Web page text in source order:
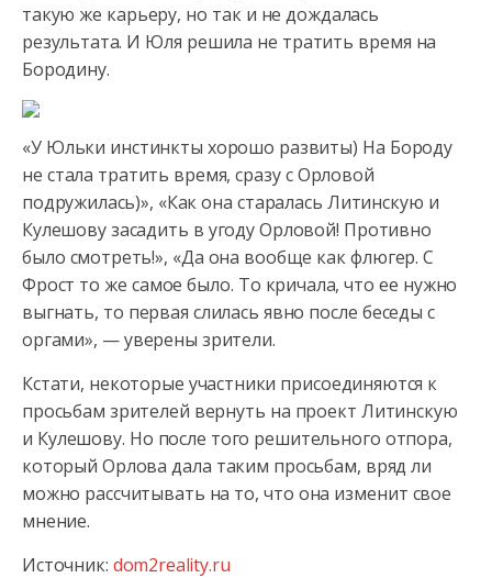
такую же карьеру, но так и не дождалась
результата. И Юля решила не тратить время на
Бородину.
«У Юльки инстинкты хорошо развиты) На Бороду
не стала тратить время, сразу с Орловой
подружилась)», «Как она старалась Литинскую и
Кулешову засадить в угоду Орловой! Противно
было смотреть!», «Да она вообще как флюгер. С
Фрост то же самое было. То кричала, что ее нужно
выгнать, то первая слилась явно после беседы с
оргами», — уверены зрители.
Кстати, некоторые участники присоединяются к
просьбам зрителей вернуть на проект Литинскую
и Кулешову. Но после того решительного отпора,
который Орлова дала таким просьбам, вряд ли
можно рассчитывать на то, что она изменит свое
мнение.
Источник: dom2reality.ru